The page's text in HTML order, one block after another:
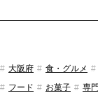
大阪府 食・グルメ
フード
お菓子 専